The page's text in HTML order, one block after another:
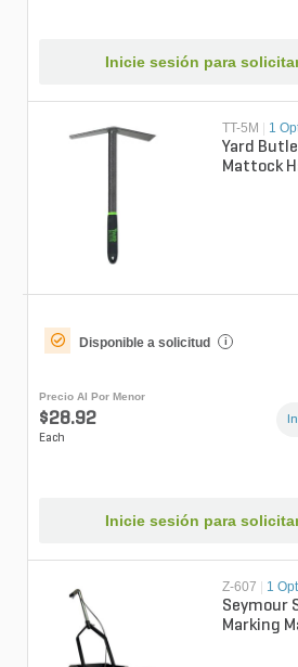
Inicie sesión para
TT-5M | 1
Yard
Mattock
Disponible a solicitud i
Precio Al Por Menor
$28.92
Each
Inicie sesión para
Z-607 1
Seymour
Marking